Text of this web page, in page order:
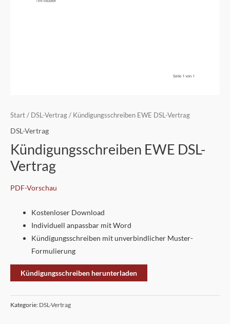
Start / DSL-Vertrag / Kündigungsschreiben EWE DSL-Vertrag
DSL-Vertrag
Kündigungsschreiben EWE DSL-
Vertrag
PDF-Vorschau
Kostenloser Download
Individuell anpassbar mit Word
Kündigungsschreiben mit unverbindlicher Muster-
Formulierung
Kündigungsschreiben herunterladen
Kategorie: DSL-Vertrag